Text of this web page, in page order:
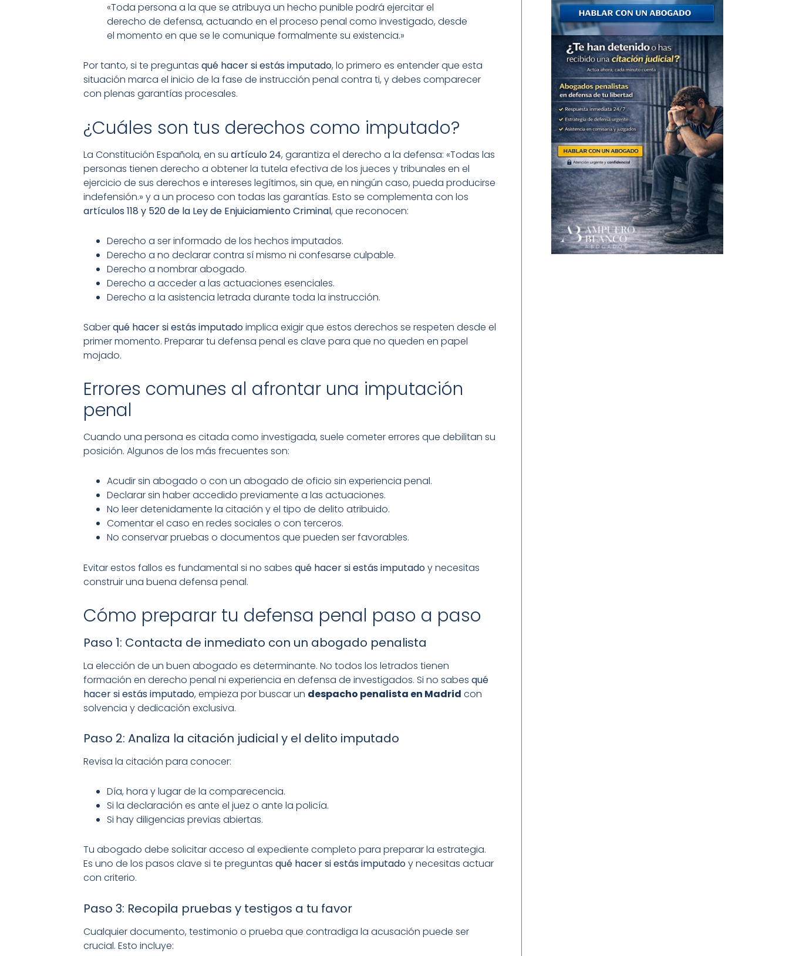
«Toda persona a la que se atribuya un hecho punible podrá ejercitar el
derecho de defensa, actuando en el proceso penal como investigado, desde
el momento en que se le comunique formalmente su existencia.»
Por tanto, si te preguntas qué hacer si estás imputado, lo primero es entender que esta
situación marca el inicio de la fase de instrucción penal contra ti, y debes comparecer
con plenas garantías procesales.
¿Cuáles son tus derechos como imputado?
La Constitución Española, en su artículo 24, garantiza el derecho a la defensa: «Todas las
personas tienen derecho a obtener la tutela efectiva de los jueces y tribunales en el
ejercicio de sus derechos e intereses legítimos, sin que, en ningún caso, pueda producirse
indefensión.» y a un proceso con todas las garantías. Esto se complementa con los
artículos 118 y 520 de la Ley de Enjuiciamiento Criminal, que reconocen:
Derecho a ser informado de los hechos imputados.
Derecho a no declarar contra sí mismo ni confesarse culpable.
Derecho a nombrar abogado.
Derecho a acceder a las actuaciones esenciales.
Derecho a la asistencia letrada durante toda la instrucción.
Saberqué hacer si estás imputadoimplica exigir que estos derechos se respeten desde el
primer momento. Preparar tu defensa penal es clave para que no queden en papel
mojado.
Errores comunes al afrontar una imputación
penal
Cuando una persona es citada como investigada, suele cometer errores que debilitan su
posición. Algunos de los más frecuentes son:
Acudir sin abogado o con un abogado de oficio sin experiencia penal.
Declarar sin haber accedido previamente a las actuaciones.
No leer detenidamente la citación y el tipo de delito atribuido.
Comentar el caso en redes sociales o con terceros.
No conservar pruebas o documentos que pueden ser favorables.
Evitar estos fallos es fundamental si no sabes qué hacer si estás imputadoy necesitas
construir una buena defensa penal.
Cómo preparar tu defensa penal paso a paso
Paso 1: Contacta de inmediato con un abogado penalista
La elección de un buen abogado es determinante. No todos los letrados tienen
formación en derecho penal ni experiencia en defensa de investigados. Si no sabes qué
hacer si estás imputado, empieza por buscar un despacho penalista en Madrid con
solvencia y dedicación exclusiva.
Paso 2: Analiza la citación judicial y el delito imputado
Revisa la citación para conocer:
Día, hora y lugar de la comparecencia.
Si la declaración es ante el juez o ante la policía.
Si hay diligencias previas abiertas.
Tu abogado debe solicitar acceso al expediente completo para preparar la estrategia.
Es uno de los pasos clave si te preguntas qué hacer si estás imputadoy necesitas actuar
con criterio.
Paso 3: Recopila pruebas y testigos a tu favor
Cualquier documento, testimonio o prueba que contradiga la acusación puede ser
crucial. Esto incluye: